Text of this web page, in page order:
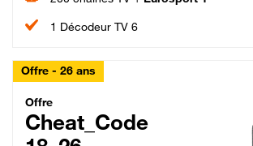
1 Décodeur TV 6
Offre - 26 ans
Cheat_Code Fibre_18_26
Offre
Cheat_Code